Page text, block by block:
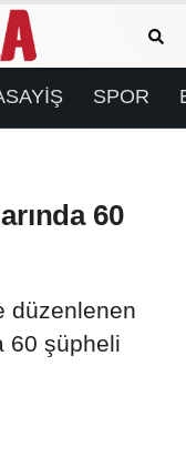
SPOR
60
düzenlenen
60 şüpheli